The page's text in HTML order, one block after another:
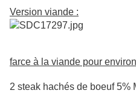
Version viande :
farce à la viande pour
2 steak hachés de boeuf 5%